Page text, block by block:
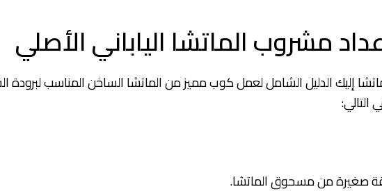
مشروب الماتشا الياباني الأصلي
إليك الدليل الشامل لعمل كوب مميز من الماتشا الساخن المناسب لبرودة